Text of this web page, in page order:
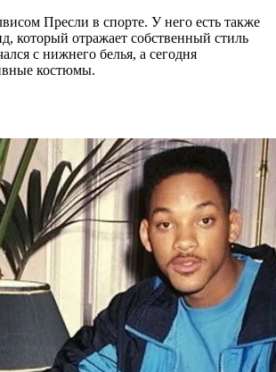
Пресли в спорте. У него есть также
который отражает собственный стиль
с нижнего белья, а сегодня
костюмы.